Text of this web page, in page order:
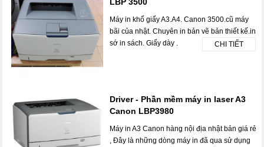
Máy in khổ giấy A3.A4. Canon 3500.cũ máy
bãi của nhật. Chuyên in bản vẽ bản thiết kế.in
sớ in sách. Giấy dày .
CHI TIẾT
Driver - Phần mềm máy in laser A3
Canon LBP3980
Máy in A3 Canon hàng nội địa nhật bản giá rẻ
, Đây là những dòng máy in đã qua sử dụng